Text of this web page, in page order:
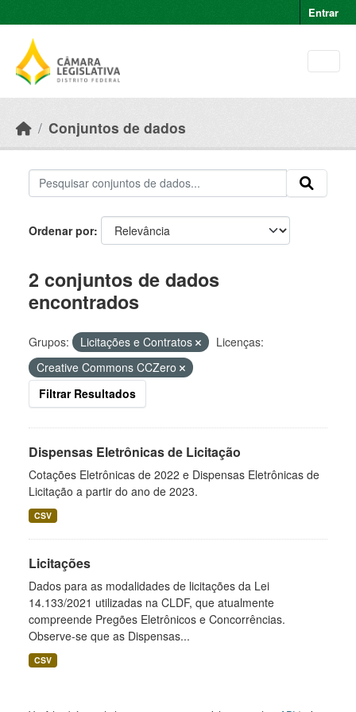
Entrar
Conjuntos de dados
Ordenar por
2 conjuntos de dados
encontrados
Grupos: Licitações e Contratos
Licenças:
Creative Commons CCZero
Filtrar Resultados
Dispensas Eletrônicas de Licitação
Cotações Eletrônicas de 2022 e Dispensas Eletrônicas de
Licitação a partir do ano de 2023.
CSV
Licitações
Dados para as modalidades de licitações da Lei
14.133/2021 utilizadas na CLDF, que atualmente
compreende Pregões Eletrônicos e Concorrências.
Observe-se que as Dispensas...
CSV